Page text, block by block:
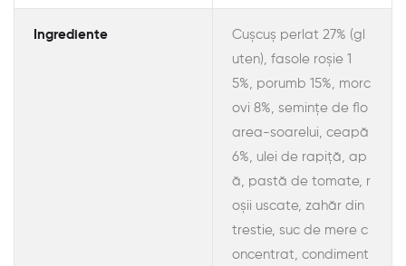
Ingrediente
Cușcuș perlat 27% (gl
uten), fasole roșie 1
5%, porumb 15%, morc
ovi 8%, semințe de flo
area-soarelui, ceapă
6%, ulei de rapiță, ap
ă, pastă de tomate, r
oșii uscate, zahăr din
trestie, suc de mere c
oncentrat, condiment